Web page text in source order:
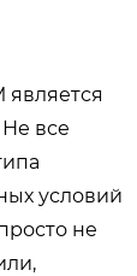
все
условий
не